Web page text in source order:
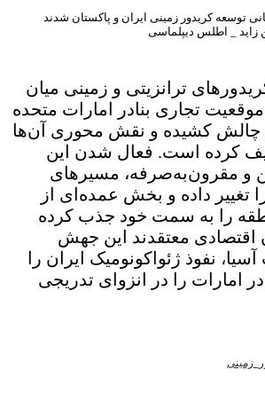
زاید _ اطلس دیپلماسی
ترانزیتی و زمینی میان
موقعیت تجاری بنادر امارات متحده
چالش کشیده و نقش محوری آن‌ها
کرده است. فعال شدن این
و مقرون‌به‌صرفه، مسیرهای
تغییر داده و بخش عمده‌ای از
را به سمت خود جذب کرده
اقتصادی معتقدند این جهش
نفوذ ژئواکونومیک ایران را
امارات را در انزوای تدریجی